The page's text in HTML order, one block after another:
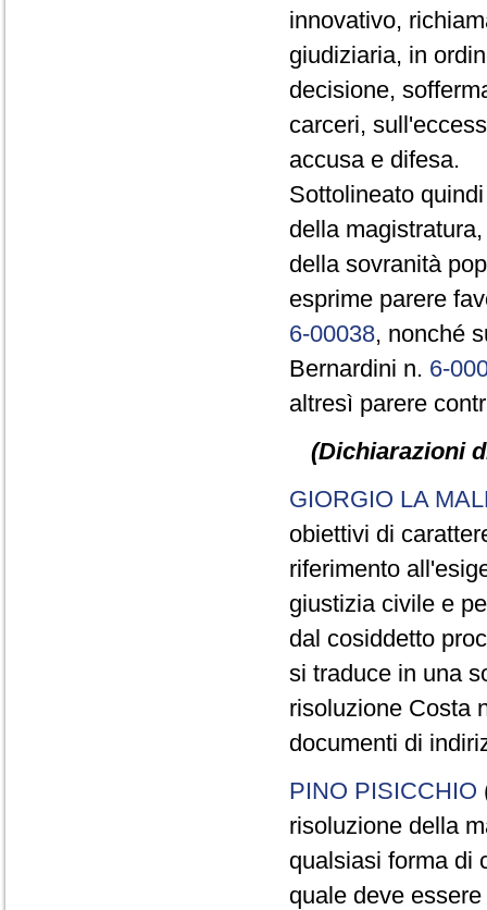
innovativo,
giudiziaria, in
decisione,
carceri,
accusa e difesa.
Sottolineato
della
della sovranità
esprime parere
6-00038, nonché
Bernardini n. 6-
altresì parere
(Dichiarazioni
GIORGIO LA
obiettivi di
riferimento
giustizia civile e
dal cosiddetto
si traduce in una
risoluzione Costa
documenti di
PINO PISICCHIO
risoluzione della
qualsiasi forma di
quale deve